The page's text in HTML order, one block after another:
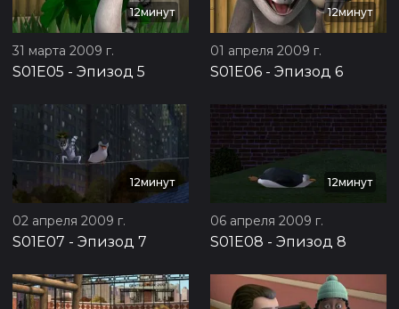
12минут
31 марта 2009 г.
S01E05 - Эпизод 5
12минут
01 апреля 2009 г.
S01E06 - Эпизод 6
12минут
02 апреля 2009 г.
S01E07 - Эпизод 7
12минут
06 апреля 2009 г.
S01E08 - Эпизод 8